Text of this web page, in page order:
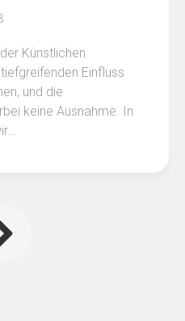
Künstlichen
Einfluss
und die
keine Ausnahme. In